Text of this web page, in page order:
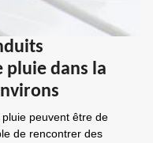
pluie dans la
peuvent être de
de rencontrer des